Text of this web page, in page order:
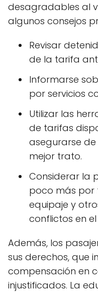
desagradables al
algunos consejos
Revisar
de la tarifa
Informarse
por servicios
Utilizar las
de tarifas
asegurarse
mejor trato.
Considerar la
poco más por
equipaje y
conflictos en
Además, los
sus derechos, que
compensación en
injustificados. La